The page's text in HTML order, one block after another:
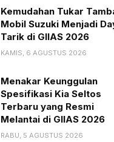
Kemudahan Tukar
Mobil Suzuki Menjadi
Tarik di GIIAS 2026
KAMIS, 6 AGUSTUS 2026
Menakar Keunggulan
Spesifikasi Kia Seltos
Terbaru yang Resmi
Melantai di GIIAS 2026
RABU, 5 AGUSTUS 2026